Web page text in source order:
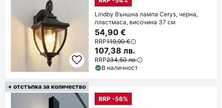
Lindby Външна лампа Cerys, черна,
пластмаса, височина 37 см
54,90 €
RRP119,90 €
107,38 лв.
RRP234,50 лв.
В наличност
+ отстъпка за количество
RRP -56%